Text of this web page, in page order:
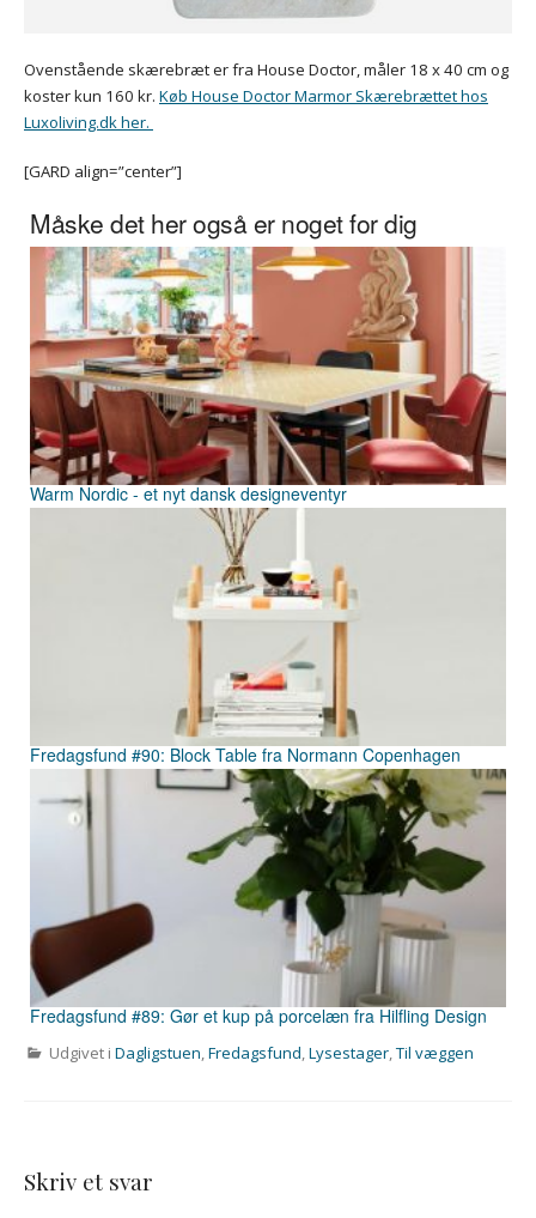
Ovenstående skærebræt er fra House Doctor, måler 18 x 40 cm og
koster kun 160 kr. Køb House Doctor Marmor Skærebrættet hos
Luxoliving.dk her.
[GARD align=”center”]
Måske det her også er noget for dig
Warm Nordic - et nyt dansk designeventyr
Fredagsfund #90: Block Table fra Normann Copenhagen
Fredagsfund #89: Gør et kup på porcelæn fra Hilfling Design
Udgivet i Dagligstuen,Fredagsfund,Lysestager,Til væggen
Skriv et svar